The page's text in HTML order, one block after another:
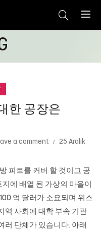
한 공장은
a comment
25 Aralık
피트를 커버 할 것이고 공
에 배열 된 가상의 마을이
억 달러가 소요되며 위스
역 사회에 대학 부속 기관
러 단체가 있습니다. 아래